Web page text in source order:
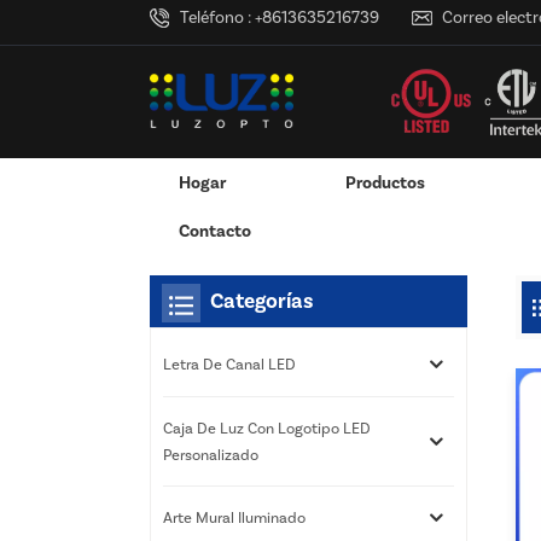
Teléfono :+8613635216739 Correo
Hogar Productos
Contacto
Categorías
Letra De Canal LED
Caja De Luz Con Logotipo LED
Personalizado
Arte Mural Iluminado